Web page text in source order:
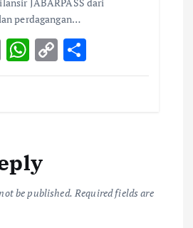
perdagangan…
E
m
W
h
p
p
C
o
k
h
be published. Required fields are